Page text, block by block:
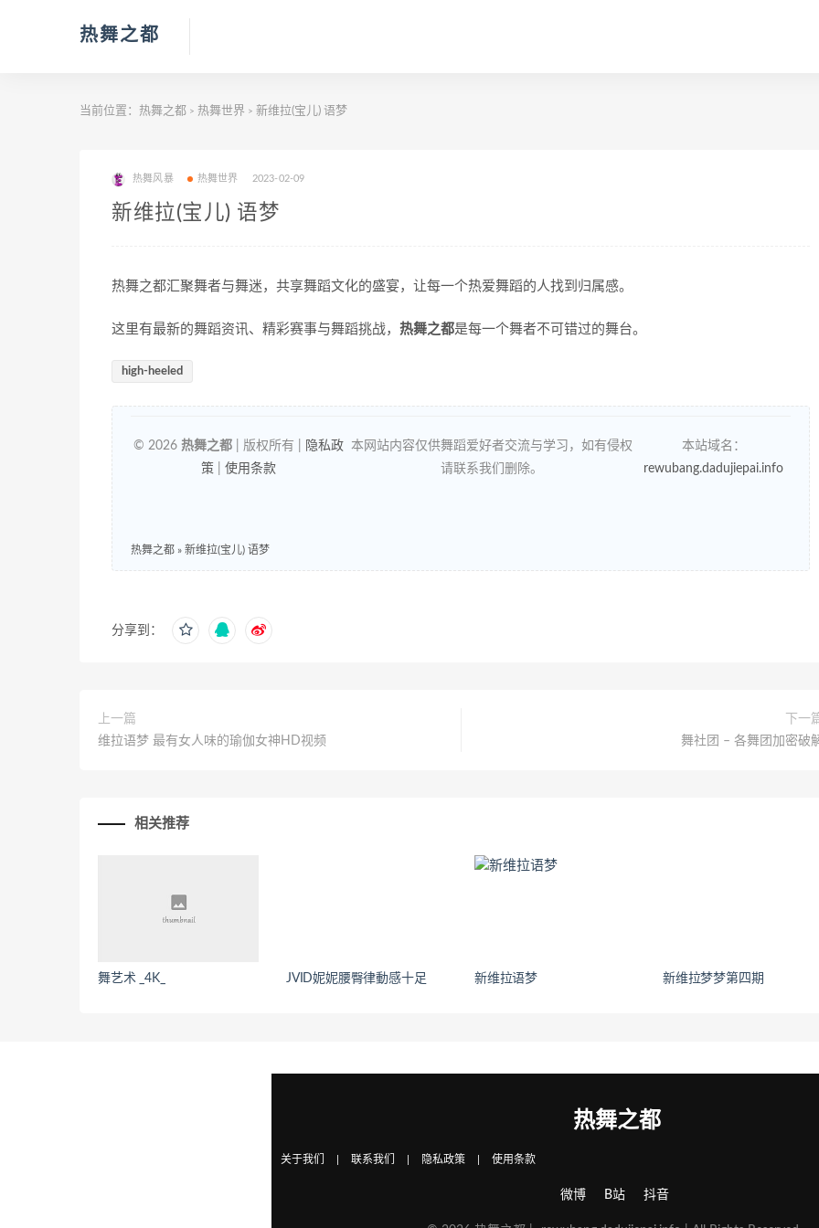
热舞之都
当前位置： 热舞之都 > 热舞世界 > 新维拉(宝儿) 语梦
热舞风暴 热舞世界 2023-02-09
新维拉(宝儿) 语梦
热舞之都汇聚舞者与舞迷，共享舞蹈文化的盛宴，让每一个热爱舞蹈的人找到归属感。
这里有最新的舞蹈资讯、精彩赛事与舞蹈挑战， 热舞之都是每一个舞者不可错过的舞台。
high-heeled
© 2026 热舞之都| 版权所有 |
隐私政
策
使用条款
本网站内容仅供舞蹈爱好者交流与学习，如有侵权
请联系我们删除。
本站域名：
rewubang.dadujiepai.info
热舞之都 » 新维拉(宝儿) 语梦
分享到：
上一篇
维拉语梦 最有女人味的瑜伽女神HD视频
下一
舞社团 – 各舞团加密破
相关推荐
舞艺术 _4K_ JVID妮妮腰臀律動感十足 新维拉语梦 新维拉梦梦第四期
热舞之都
关于我们 联系我们 隐私政策 使用条款
微博 B站 抖音